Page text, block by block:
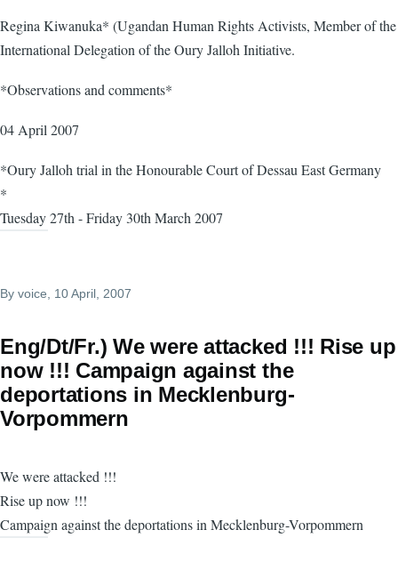
Regina Kiwanuka* (Ugandan Human Rights Activists, Member of the
International Delegation of the Oury Jalloh Initiative.
*Observations and comments*
04 April 2007
*Oury Jalloh trial in the Honourable Court of Dessau East Germany
*
Tuesday 27th - Friday 30th March 2007
By voice , 10 April, 2007
Eng/Dt/Fr.) We were attacked !!! Rise up
now !!! Campaign against the
deportations in Mecklenburg-
Vorpommern
We were attacked !!!
Rise up now !!!
Campaign against the deportations in Mecklenburg-Vorpommern